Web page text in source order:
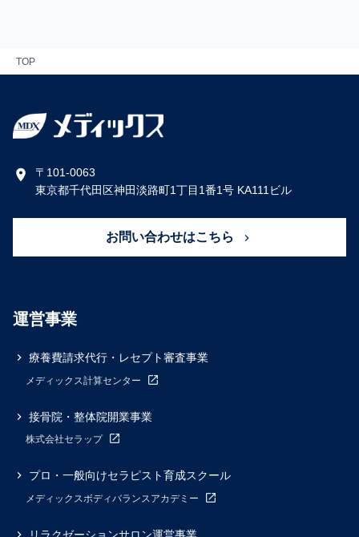
TOP
〒101-0063
東京都千代田区神田淡路町1丁目1番1号 KA111ビル
お問い合わせはこちら
運営事業
療養費請求代行・レセプト審査事業
メディックス計算センター
接骨院・整体院開業事業
株式会社セラップ
プロ・一般向けセラピスト育成スクール
メディックスボディバランスアカデミー